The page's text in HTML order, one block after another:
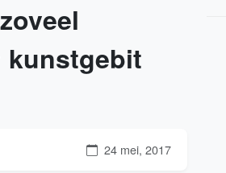
kunstgebit
24 mei, 2017